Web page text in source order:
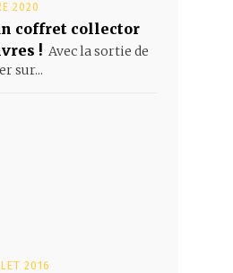
2020
coffret collector
! Avec la sortie de
sur...
2016